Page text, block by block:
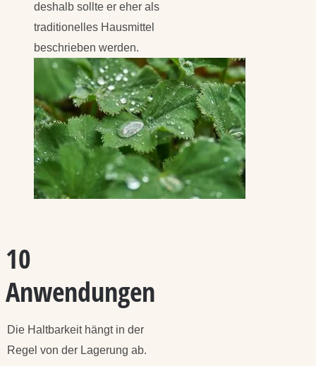
deshalb sollte er eher als
traditionelles Hausmittel
beschrieben werden.
10
Anwendungen
Die Haltbarkeit hängt in der
Regel von der Lagerung ab.